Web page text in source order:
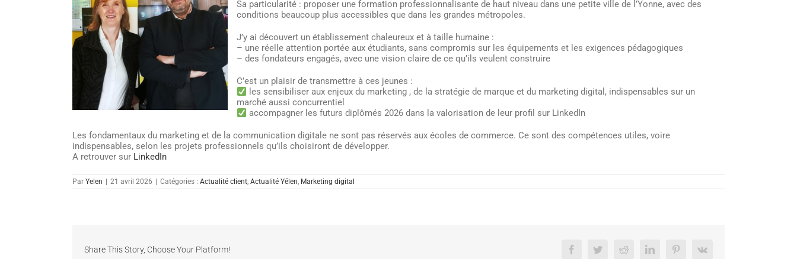
Sa particularité : proposer une formation professionnalisante de haut niveau dans une petite ville de l’Yonne, avec des
conditions beaucoup plus accessibles que dans les grandes métropoles.
J’y ai découvert un établissement chaleureux et à taille humaine :
– une réelle attention portée aux étudiants, sans compromis sur les équipements et les exigences pédagogiques
– des fondateurs engagés, avec une vision claire de ce qu’ils veulent construire
C’est un plaisir de transmettre à ces jeunes :
les sensibiliser aux enjeux du marketing , de la stratégie de marque et du marketing digital, indispensables sur un
marché aussi concurrentiel
accompagner les futurs diplômés 2026 dans la valorisation de leur profil sur LinkedIn
Les fondamentaux du marketing et de la communication digitale ne sont pas réservés aux écoles de commerce. Ce sont des compétences utiles, voire
indispensables, selon les projets professionnels qu’ils choisiront de développer.
A retrouver sur LinkedIn
Par Yelen 21 avril 2026 Catégories : Actualité client, Actualité Yélen, Marketing digital
Share This Story, Choose Your Platform! FacebookTwitterReddit LinkedInPinterest
Vk